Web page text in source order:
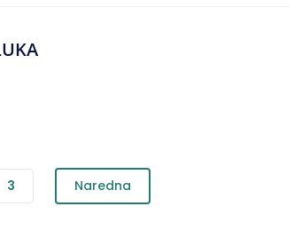
3 Naredna